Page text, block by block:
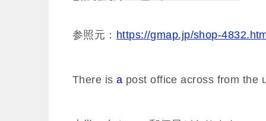
参照元： https://gmap.jp/shop-
There is a post office across from the